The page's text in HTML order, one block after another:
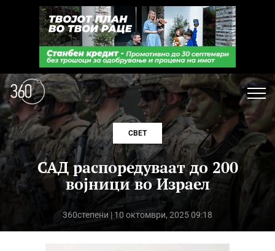
СВЕТ
САД распоредуваат до 200
војници во Израел
360степени | 10 октомври, 2025 09:18